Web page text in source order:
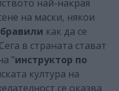
най-накрая
на маски, някои
как да се
в страната стават
"инструктор по
култура на
се оказва